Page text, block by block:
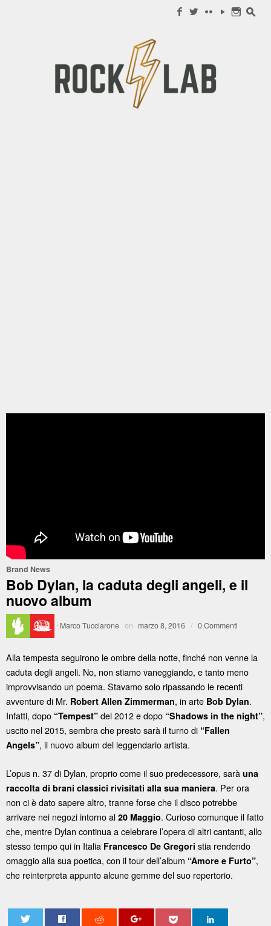
f w c y n s
Brand News
Bob Dylan, la caduta degli angeli, e il
nuovo album
· Marco Tucciarone on marzo 8, 2016 / 0 Commenti
Alla tempesta seguirono le ombre della notte, finché non venne la
caduta degli angeli. No, non stiamo vaneggiando, e tanto meno
improvvisando un poema. Stavamo solo ripassando le recenti
avventure di Mr. Robert Allen Zimmerman, in arte Bob Dylan.
Infatti, dopo “Tempest” del 2012 e dopo “Shadows in the night”,
uscito nel 2015, sembra che presto sarà il turno di “Fallen
Angels”, il nuovo album del leggendario artista.
L’opus n. 37 di Dylan, proprio come il suo predecessore, sarà una
raccolta di brani classici rivisitati alla sua maniera. Per ora
non ci è dato sapere altro, tranne forse che il disco potrebbe
arrivare nei negozi intorno al 20 Maggio. Curioso comunque il fatto
che, mentre Dylan continua a celebrare l’opera di altri cantanti, allo
stesso tempo qui in Italia Francesco De Gregori stia rendendo
omaggio alla sua poetica, con il tour dell’album “Amore e Furto”,
che reinterpreta appunto alcune gemme del suo repertorio.